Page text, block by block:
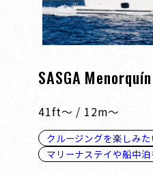
SASGA
41ft～ / 12m～
クルージングを楽しみた
マリーナステイや船中